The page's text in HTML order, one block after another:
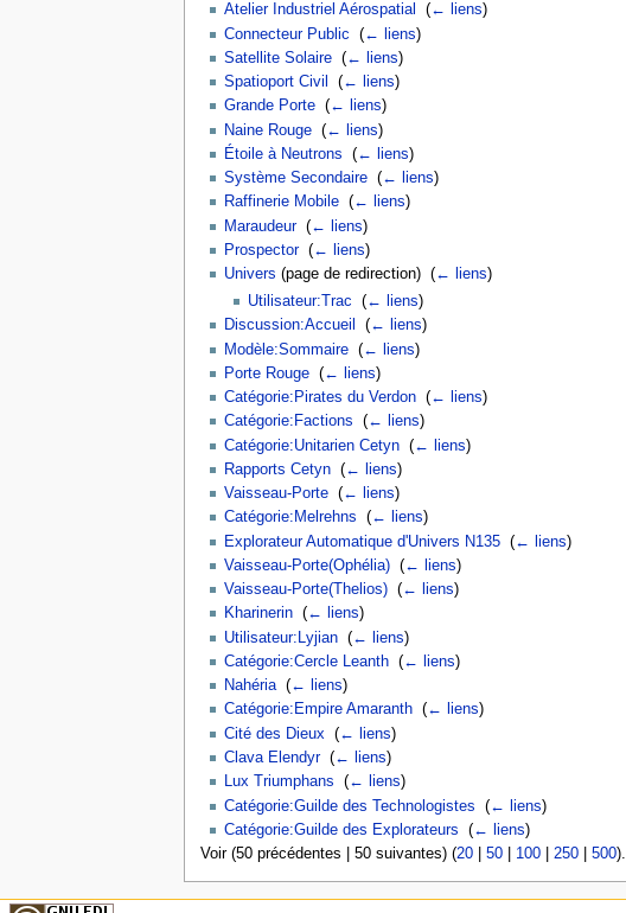
Atelier Industriel Aérospatial
(← liens)
Connecteur Public
(← liens)
Satellite Solaire‎ (← liens)
Spatioport Civil
(← liens)
Grande Porte‎ (← liens)
Naine Rouge‎ (← liens)
Étoile à Neutrons
(← liens)
Système Secondaire‎ (← liens)
Raffinerie Mobile‎ (← liens)
Maraudeur‎ (← liens)
Prospector‎ (← liens)
Univers (page de redirection) ‎ (← liens)
Utilisateur:Trac ‎(← liens)
Discussion:Accueil
(← liens)
Modèle:Sommaire‎ (← liens)
Porte Rouge‎ (← liens)
Catégorie:Pirates du Verdon‎ (← liens)
Catégorie:Factions
(← liens)
Catégorie:Unitarien Cetyn‎ (← liens)
Rapports Cetyn‎ (← liens)
Vaisseau-Porte‎ (← liens)
Catégorie:Melrehns
(← liens)
Explorateur Automatique d'Univers N135‎ (← liens)
Vaisseau-Porte(Ophélia)‎ (← liens)
Vaisseau-Porte(Thelios)‎ (← liens)
Kharinerin‎ (← liens)
Utilisateur:Lyjian‎ (← liens)
Catégorie:Cercle Leanth‎ (← liens)
Nahéria‎ (← liens)
Catégorie:Empire Amaranth‎ (← liens)
Cité des Dieux
(← liens)
Clava Elendyr‎ (← liens)
Lux Triumphans
(← liens)
Catégorie:Guilde des Technologistes
(← liens)
Catégorie:Guilde des Explorateurs
(← liens)
Voir (50 précédentes | 50 suivantes) (20| 50| 100| 250| 500).